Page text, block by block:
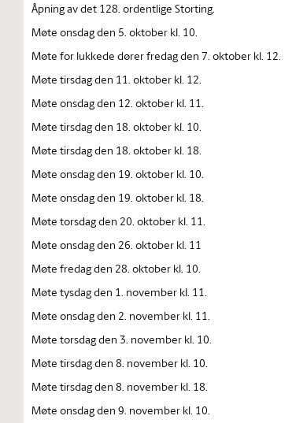
Åpning av det 128. ordentlige Storting.
Møte onsdag den 5. oktober kl. 10.
Møte for lukkede dører fredag den 7. oktober kl. 12.
Møte tirsdag den 11. oktober kl. 12.
Møte onsdag den 12. oktober kl. 11.
Møte tirsdag den 18. oktober kl. 10.
Møte tirsdag den 18. oktober kl. 18.
Møte onsdag den 19. oktober kl. 10.
Møte onsdag den 19. oktober kl. 18.
Møte torsdag den 20. oktober kl. 11.
Møte onsdag den 26. oktober kl. 11
Møte fredag den 28. oktober kl. 10.
Møte tysdag den 1. november kl. 11.
Møte onsdag den 2. november kl. 11.
Møte torsdag den 3. november kl. 10.
Møte tirsdag den 8. november kl. 10.
Møte tirsdag den 8. november kl. 18.
Møte onsdag den 9. november kl. 10.